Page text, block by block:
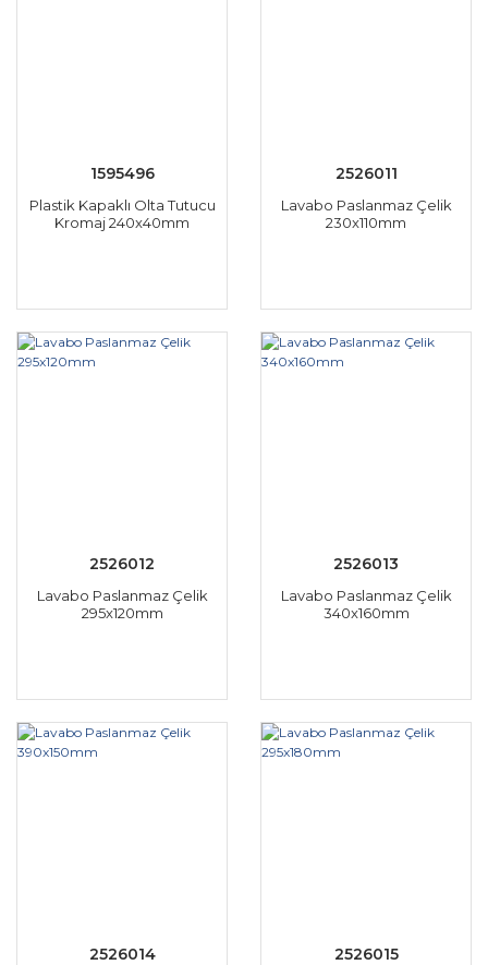
1595496
Plastik Kapaklı Olta Tutucu
Kromaj 240x40mm
2526011
Lavabo Paslanmaz Çelik
230x110mm
2526012
Lavabo Paslanmaz Çelik
295x120mm
2526013
Lavabo Paslanmaz Çelik
340x160mm
2526014 2526015